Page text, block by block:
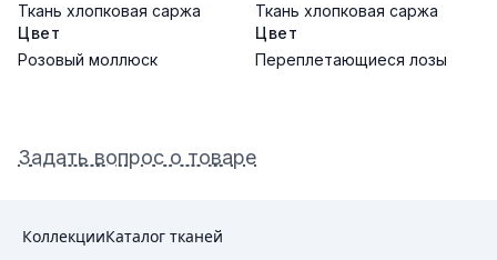
Ткань хлопковая саржа
Цвет
Розовый моллюск
Ткань хлопковая саржа
Цвет
Переплетающиеся лозы
Задать вопрос о товаре
КоллекцииКаталог тканей